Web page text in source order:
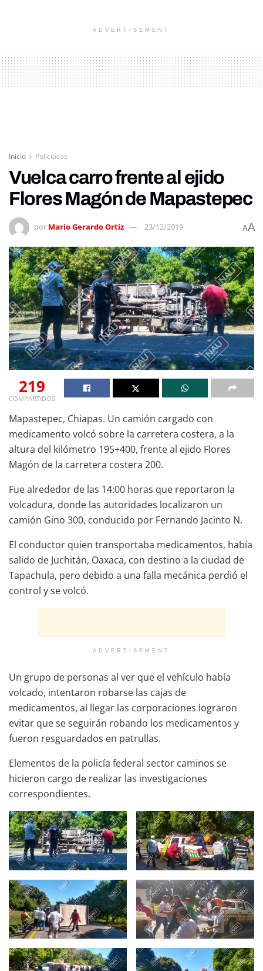
ADVERTISEMENT
Inicio Policiacas
Vuelca carro frente al ejido
Flores Magón de Mapastepec
por Mario Gerardo Ortiz 23/12/2019 AA
219
COMPARTIDOS
Mapastepec, Chiapas. Un camión cargado con
medicamento volcó sobre la carretera costera, a la
altura del kilómetro 195+400, frente al ejido Flores
Magón de la carretera costera 200.
Fue alrededor de las 14:00 horas que reportaron la
volcadura, donde las autoridades localizaron un
camión Gino 300, conducido por Fernando Jacinto N.
El conductor quien transportaba medicamentos, había
salido de Juchitán, Oaxaca, con destino a la ciudad de
Tapachula, pero debido a una falla mecánica perdió el
control y se volcó.
ADVERTISEMENT
Un grupo de personas al ver que el vehículo había
volcado, intentaron robarse las cajas de
medicamentos, al llegar las corporaciones lograron
evitar que se seguirán robando los medicamentos y
fueron resguardados en patrullas.
Elementos de la policía federal sector caminos se
hicieron cargo de realizar las investigaciones
correspondientes.